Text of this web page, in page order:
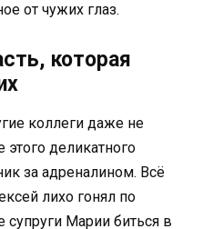
от чужих глаз.
которая
коллеги даже не
деликатного
за адреналином. Всё
лихо гонял по
супруги Марии биться в